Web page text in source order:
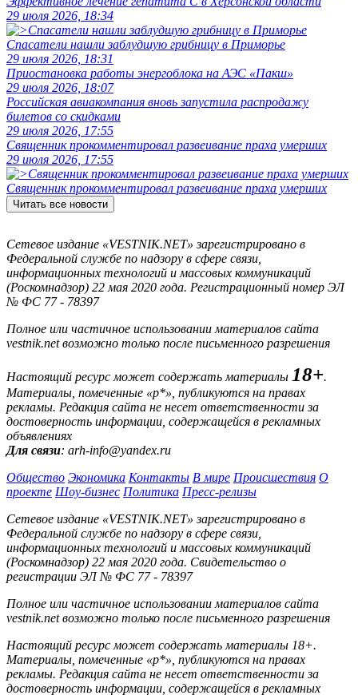
29 июля 2026, 18:34
Спасатели нашли заблудшую грибницу в Приморье
29 июля 2026, 18:31
Приостановка работы энергоблока на АЭС «Пакш»
29 июля 2026, 18:07
Российская авиакомпания вновь запустила распродажу
билетов со скидками
29 июля 2026, 17:55
Священник прокомментировал развеивание праха умерших
29 июля 2026, 17:55
Священник прокомментировал развеивание праха умерших
Читать все новости
Сетевое издание «VESTNIK.NET» зарегистрировано в
Федеральной службе по надзору в сфере связи,
информационных технологий и массовых коммуникаций
(Роскомнадзор) 22 мая 2020 года. Регистрационный номер ЭЛ
№ ФС 77 - 78397
Полное или частичное использовании материалов сайта
vestnik.net возможно только после письменного разрешения
Настоящий ресурс может содержать материалы 18+.
Материалы, помеченные «р*», публикуются на правах
рекламы. Редакция сайта не несет ответственности за
достоверность информации, содержащейся в рекламных
объявлениях
Для связи: arh-info@yandex.ru
Общество Экономика Контакты В мире Происшествия О
проекте Шоу-бизнес Политика Пресс-релизы
Сетевое издание «VESTNIK.NET» зарегистрировано в
Федеральной службе по надзору в сфере связи,
информационных технологий и массовых коммуникаций
(Роскомнадзор) 22 мая 2020 года. Свидетельство о
регистрации ЭЛ № ФС 77 - 78397
Полное или частичное использовании материалов сайта
vestnik.net возможно только после письменного разрешения
Настоящий ресурс может содержать материалы 18+.
Материалы, помеченные «р*», публикуются на правах
рекламы. Редакция сайта не несет ответственности за
достоверность информации, содержащейся в рекламных